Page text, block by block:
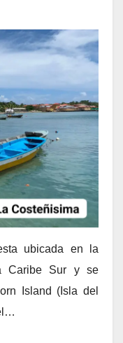
ubicada en la
Caribe Sur y se
Island (Isla del